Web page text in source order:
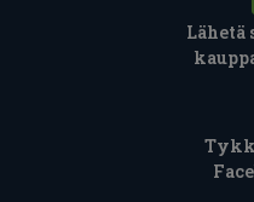
Lähetä